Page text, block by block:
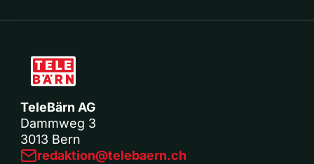
TeleBärn AG
Dammweg 3
3013 Bern
redaktion@telebaern.ch